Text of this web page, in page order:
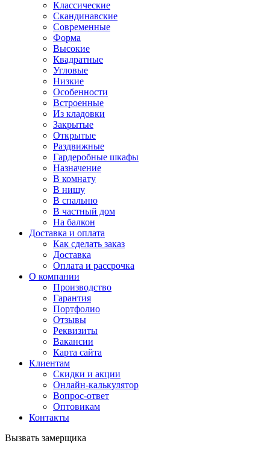
Классические
Скандинавские
Современные
Форма
Высокие
Квадратные
Угловые
Низкие
Особенности
Встроенные
Из кладовки
Закрытые
Открытые
Раздвижные
Гардеробные шкафы
Назначение
В комнату
В нишу
В спальню
В частный дом
На балкон
Доставка и оплата
Как сделать заказ
Доставка
Оплата и рассрочка
О компании
Производство
Гарантия
Портфолио
Отзывы
Реквизиты
Вакансии
Карта сайта
Клиентам
Скидки и акции
Онлайн-калькулятор
Вопрос-ответ
Оптовикам
Контакты
Вызвать замерщика